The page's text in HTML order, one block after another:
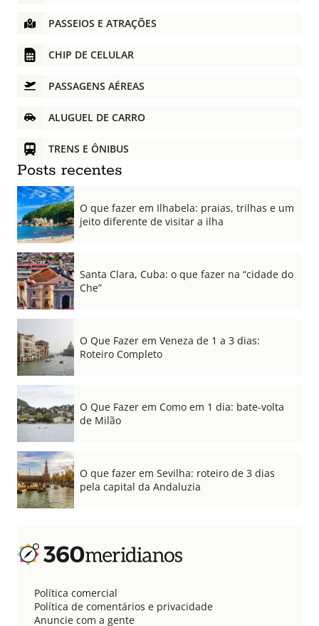
PASSEIOS E ATRAÇÕES
CHIP DE CELULAR
PASSAGENS AÉREAS
ALUGUEL DE CARRO
TRENS E ÔNIBUS
Posts recentes
O que fazer em Ilhabela: praias, trilhas e um
jeito diferente de visitar a ilha
Santa Clara, Cuba: o que fazer na “cidade do
Che”
O Que Fazer em Veneza de 1 a 3 dias:
Roteiro Completo
O Que Fazer em Como em 1 dia: bate-volta
de Milão
O que fazer em Sevilha: roteiro de 3 dias
pela capital da Andaluzia
Política comercial
Política de comentários e privacidade
Anuncie com a gente